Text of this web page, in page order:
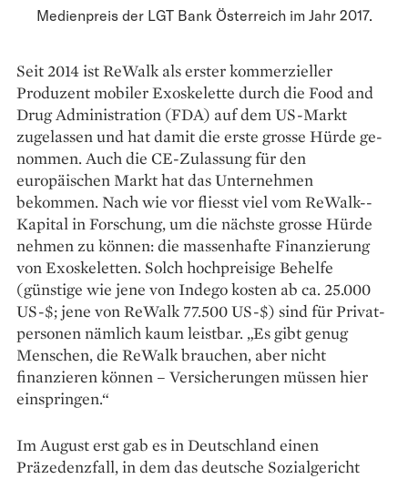
Medienpreis der LGT Bank Österreich im Jahr 2017.
Seit 2014 ist ReWalk als erster kommerzieller
Produzent mobiler Exoskelette durch die Food and
Drug Administration (FDA) auf dem US-Markt
zugelassen und hat damit die erste grosse Hürde ge­
nommen. Auch die CE-Zulassung für den
europäischen Markt hat das Unternehmen
bekommen. Nach wie vor fliesst viel vom ReWalk-­
Kapital in Forschung, um die nächste grosse Hürde
nehmen zu können: die massenhafte Finan­zierung
von Exoskeletten. Solch hochpreisige Behelfe
(günstige wie jene von Indego kosten ab ca. 25.000
US-$; jene von ReWalk 77.500 US-$) sind für Privat­
personen nämlich kaum leistbar. „Es gibt genug
Menschen, die ReWalk brauchen, aber nicht
finanzieren können – Versiche­rungen müssen hier
einspringen.“
Im August erst gab es in Deutschland einen
Präzedenzfall, in dem das deutsche Sozialgericht